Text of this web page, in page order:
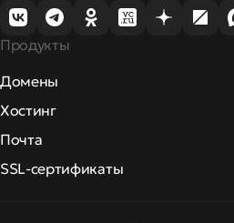
Продукты
Домены
Хостинг
Почта
SSL-сертификаты